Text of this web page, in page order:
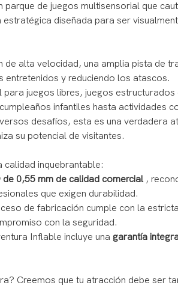
de juegos multisensorial que
diseñada para ser
alta velocidad, una amplia pista de
entretenidos y reduciendo los atascos.
juegos libres, juegos
infantiles hasta actividades
desafíos, esta es una verdadera
su potencial de visitantes.
calidad inquebrantable:
0,55 mm de calidad comercial ,
que exigen durabilidad.
de fabricación cumple con la estricta
con la seguridad.
Inflable incluye una garantía
Creemos que tu atracción debe ser